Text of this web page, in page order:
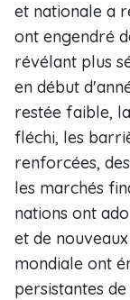
et nationale a
ont engendré
révélant plus
en début
restée faible,
fléchi, les
renforcées,
les marchés
nations ont
et de
mondiale ont
persistantes